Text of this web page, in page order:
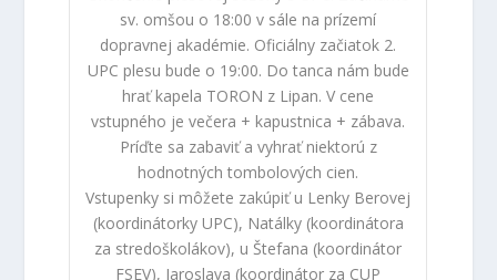
sv. omšou o 18:00 v sále na prízemí
dopravnej akadémie. Oficiálny začiatok 2.
UPC plesu bude o 19:00. Do tanca nám bude
hrať kapela TORON z Lipan. V cene
vstupného je večera + kapustnica + zábava.
Príďte sa zabaviť a vyhrať niektorú z
hodnotných tombolových cien.
Vstupenky si môžete zakúpiť u Lenky Berovej
(koordinátorky UPC), Natálky (koordinátora
za stredoškolákov), u Štefana (koordinátor
FSEV), Jaroslava (koordinátor za CUP